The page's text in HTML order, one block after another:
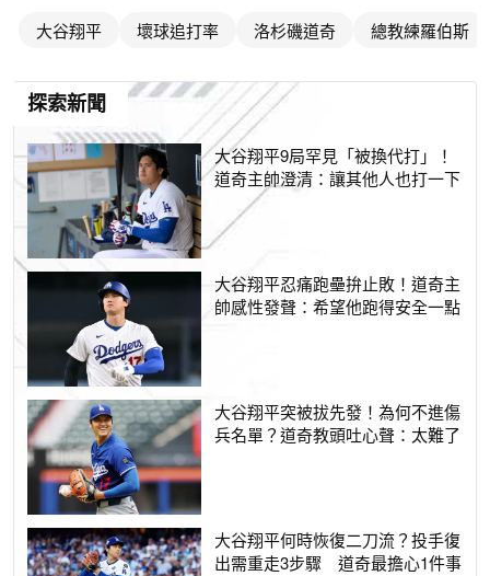
大谷翔平 壞球追打率 洛杉磯道奇 總教練羅伯斯
探索新聞
大谷翔平9局罕見「被換代打」！
道奇主帥澄清：讓其他人也打一下
大谷翔平忍痛跑壘拚止敗！道奇主
帥感性發聲：希望他跑得安全一點
大谷翔平突被拔先發！為何不進傷
兵名單？道奇教頭吐心聲：太難了
大谷翔平何時恢復二刀流？投手復
出需重走3步驟 道奇最擔心1件事